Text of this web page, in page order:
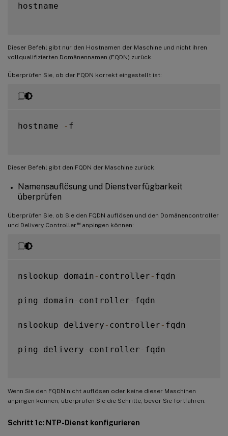
hostname
Dieser Befehl gibt nur den Hostnamen der Maschine und nicht ihren
vollqualifizierten Domänennamen (FQDN) zurück.
Überprüfen Sie, ob der FQDN korrekt eingestellt ist:
hostname - f
Dieser Befehl gibt den FQDN der Maschine zurück.
Namensauflösung und Dienstverfügbarkeit
überprüfen
Überprüfen Sie, ob Sie den FQDN auflösen und den Domänencontroller
und Delivery Controller™anpingen können:
nslookup domain - controller - fqdn
ping domain - controller - fqdn
nslookup delivery - controller - fqdn
ping delivery - controller - fqdn
Wenn Sie den FQDN nicht auflösen oder keine dieser Maschinen
anpingen können, überprüfen Sie die Schritte, bevor Sie fortfahren.
Schritt 1c: NTP-Dienst konfigurieren